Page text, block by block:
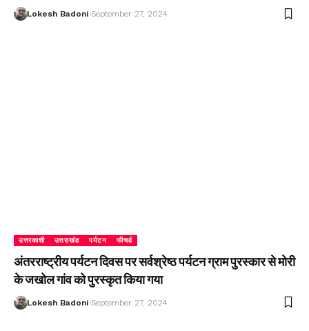
Lokesh Badoni September 27, 2024
उत्तरकाशी उत्तराखंड पर्यटन फीचर्ड
अंतरराष्ट्रीय पर्यटन दिवस पर सर्वश्रेष्ठ पर्यटन ग्राम पुरस्कार से मोरी
के जखोल गांव को पुरस्कृत किया गया
Lokesh Badoni September 27, 2024